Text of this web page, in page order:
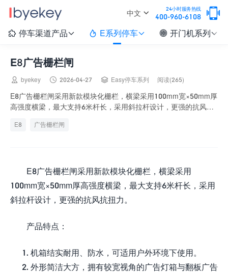
24小时服务热线
400-960-6108 
中文
 停车渠道产品  E系列停车  开门机系列
E8广告栅栏闸
 byekey  2026-04-27  Easy停车系列 阅读(265)
E8广告栅栏闸采用新款模块化栅栏，横梁采用100mm宽×50mm厚
高强度横梁，最大支持6米杆长，采用斜拉杆设计，更强的抗风抗
E8 广告栅栏闸
E8广告栅栏闸采用新款模块化栅栏，横梁采用
100mm宽×50mm厚高强度横梁，最大支持6米杆长，采用
斜拉杆设计，更强的抗风抗扭力。
产品特点：
机箱结实耐用、防水，可适用户外环境下使用。
外形简洁大方，拥有较宽视角的广告灯箱与翻板广告